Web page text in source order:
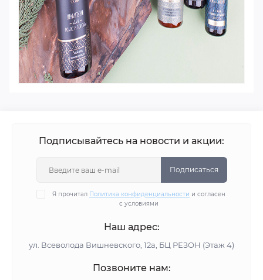
Подписывайтесь на новости и акции:
Подписаться
Я прочитал Политика конфиденциальности и согласен
с условиями
Наш адрес:
ул. Всеволода Вишневского, 12а, БЦ РЕЗОН (Этаж 4)
Позвоните нам: